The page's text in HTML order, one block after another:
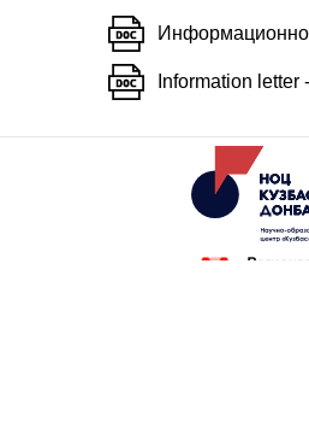
Information letter